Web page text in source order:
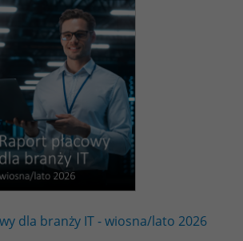
dla branży IT - wiosna/lato 2026